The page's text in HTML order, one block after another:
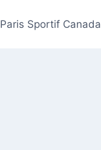
Paris Sportif Canada